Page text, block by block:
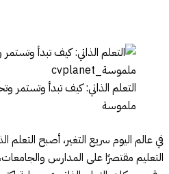
التعلم الذاتي: كيف تبدأ وتستمر
ملموسة
في عالم اليوم سريع التغير، أصبح التعلم
التعليم مقتصرًا على المدارس